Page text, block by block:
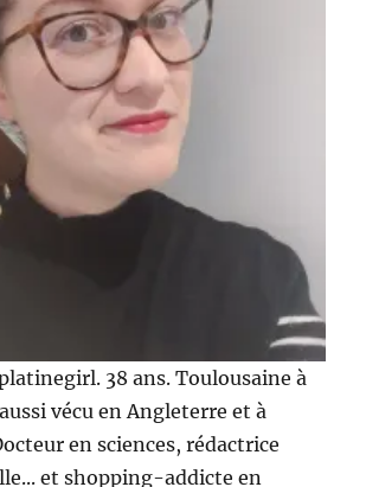
38 ans. Toulousaine à
vécu en Angleterre et à
en sciences, rédactrice
et shopping-addicte en